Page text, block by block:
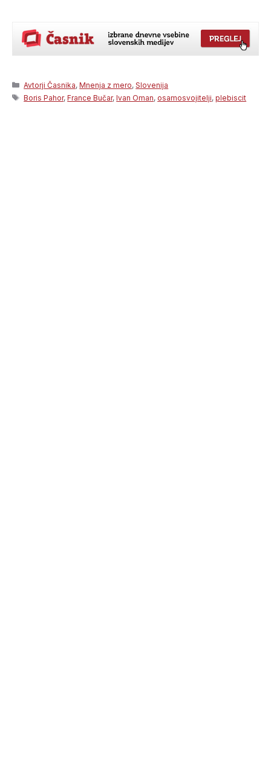
Categories
Avtorji Časnika,Mnenja z mero,Slovenija
Tags
Boris Pahor,France Bučar,Ivan Oman, osamosvojitelji,plebiscit